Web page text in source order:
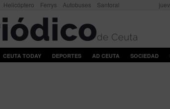
Helicóptero Ferrys Autobuses Santoral
CEUTA TODAY DEPORTES AD CEUTA SOCIEDAD